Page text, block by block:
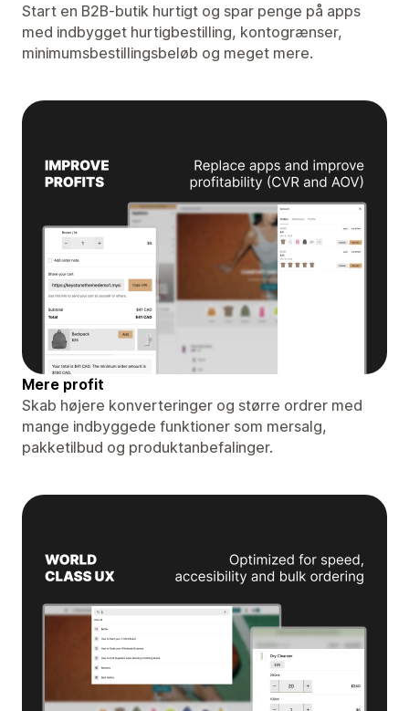
Start en B2B-butik hurtigt og spar penge på apps
med indbygget hurtigbestilling, kontogrænser,
minimumsbestillingsbeløb og meget mere.
Mere profit
Skab højere konverteringer og større ordrer med
mange indbyggede funktioner som mersalg,
pakketilbud og produktanbefalinger.